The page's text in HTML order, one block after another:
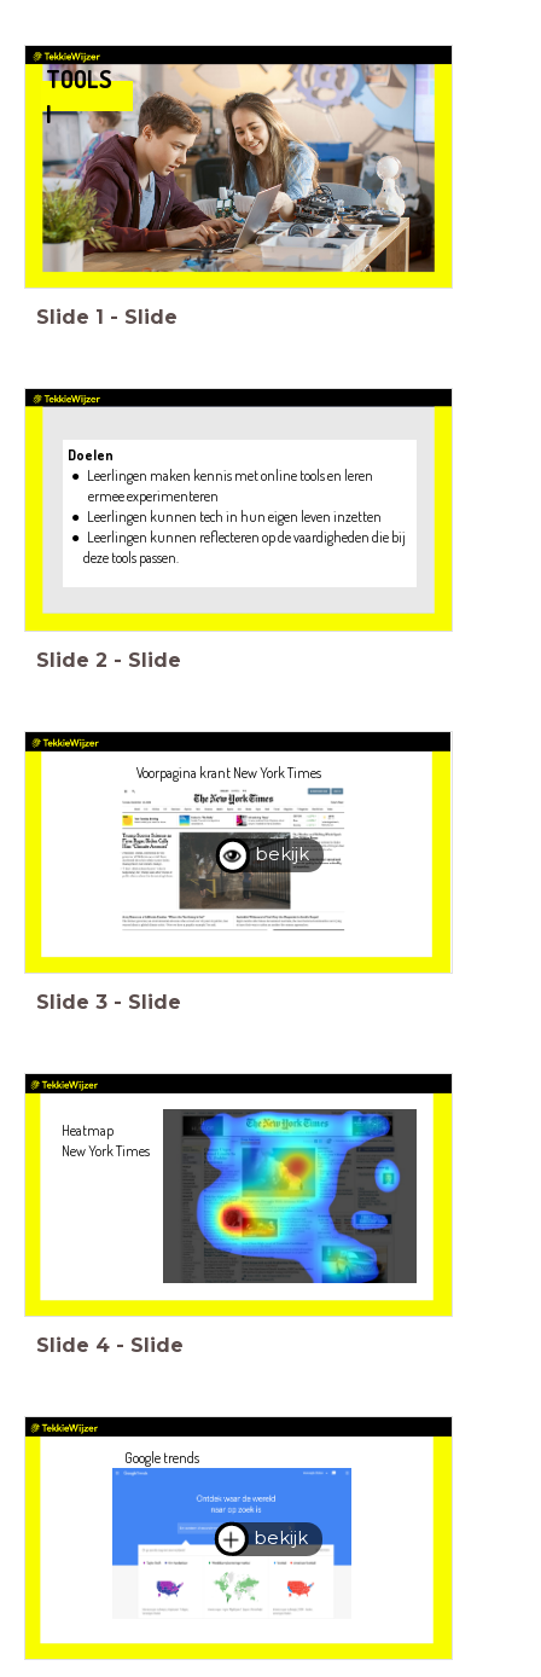
TOOLS
I
Slide 1 - Slide
Doelen
Leerlingen maken kennis met online tools en leren
Leerlingen kunnen reflecteren op de vaardigheden die bij
Slide 2 - Slide
Voorpagina krant New York Times
bekijk
Slide 3 - Slide
Heatmap
New York Times
Slide 4 - Slide
Google trends
bekijk